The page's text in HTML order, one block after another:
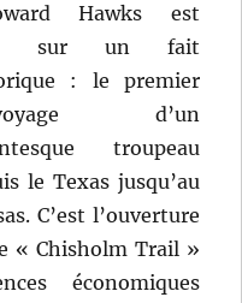
Hawks est
sur un fait
: le premier
d’un
troupeau
le Texas jusqu’au
C’est l’ouverture
« Chisholm Trail »
économiques